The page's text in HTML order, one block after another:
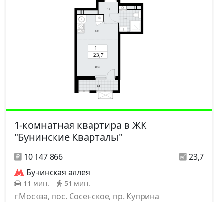
1-комнатная квартира в ЖК
"Бунинские Кварталы"
10 147 866
23,7
Бунинская аллея
11 мин. 51 мин.
г.Москва, пос. Сосенское, пр. Куприна